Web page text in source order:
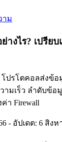
าม
างไร? เปรีย
โปรโตคอลส่งข้
มเร็ว ลำดับข้อ
า Firewall
- อัปเดต: 6 สิงห